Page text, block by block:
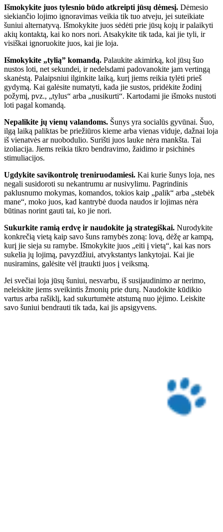
Išmokykite juos tylesnio būdo atkreipti jūsų dėmesį. Dėmesio
siekiančio lojimo ignoravimas veikia tik tuo atveju, jei suteikiate
šuniui alternatyvą. Išmokykite juos sėdėti prie jūsų kojų ir palaikyti
akių kontaktą, kai ko nors nori. Atsakykite tik tada, kai jie tyli, ir
visiškai ignoruokite juos, kai jie loja.
Išmokykite „tylią” komandą. Palaukite akimirką, kol jūsų šuo
nustos loti, net sekundei, ir nedelsdami padovanokite jam vertingą
skanėstą. Palaipsniui ilginkite laiką, kurį jiems reikia tylėti prieš
gydymą. Kai galėsite numatyti, kada jie sustos, pridėkite žodinį
požymį, pvz., „tylus“ arba „nusikurti“. Kartodami jie išmoks nustoti
loti pagal komandą.
Nepalikite jų vienų valandoms. Šunys yra socialūs gyvūnai. Šuo,
ilgą laiką paliktas be priežiūros kieme arba vienas viduje, dažnai loja
iš vienatvės ar nuobodulio. Surišti juos lauke nėra mankšta. Tai
izoliacija. Jiems reikia tikro bendravimo, žaidimo ir psichinės
stimuliacijos.
Ugdykite savikontrolę treniruodamiesi. Kai kurie šunys loja, nes
negali susidoroti su nekantrumu ar nusivylimu. Pagrindinis
paklusnumo mokymas, komandos, tokios kaip „palik“ arba „stebėk
mane“, moko juos, kad kantrybė duoda naudos ir lojimas nėra
būtinas norint gauti tai, ko jie nori.
Sukurkite ramią erdvę ir naudokite ją strategiškai. Nurodykite
konkrečią vietą kaip savo šuns ramybės zoną: lovą, dėžę ar kampą,
kurį jie sieja su ramybe. Išmokykite juos „eiti į vietą“, kai kas nors
sukelia jų lojimą, pavyzdžiui, atvykstantys lankytojai. Kai jie
nusiramins, galėsite vėl įtraukti juos į veiksmą.
Jei svečiai loja jūsų šuniui, nesvarbu, iš susijaudinimo ar nerimo,
neleiskite jiems sveikintis žmonių prie durų. Naudokite kūdikio
vartus arba rašiklį, kad sukurtumėte atstumą nuo įėjimo. Leiskite
savo šuniui bendrauti tik tada, kai jis apsigyvens.